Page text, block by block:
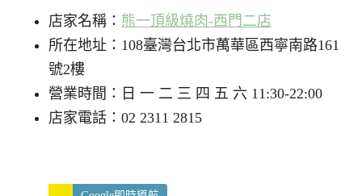
店家名稱： 熊一頂級燒肉-西門二店
所在地址：108臺灣台北市萬華區西寧南路161
號2樓
營業時間：日 一 二 三 四 五 六 11:30-22:00
店家電話：02 2311 2815